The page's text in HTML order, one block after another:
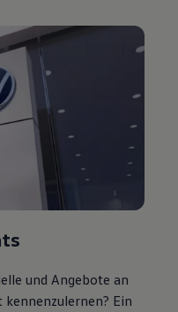
und Angebote an
Ein